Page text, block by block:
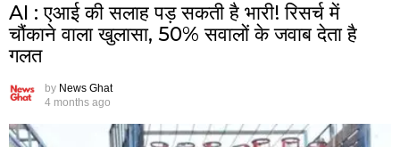
AI : एआई की सलाह पड़ सकती है भारी! रिसर्च में
चौंकाने वाला खुलासा, 50% सवालों के जवाब देता है
गलत
by News Ghat
4 months ago